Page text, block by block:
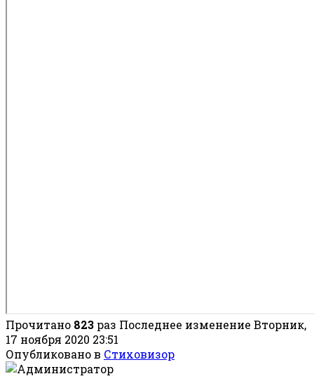
Прочитано 823 раз Последнее изменение Вторник,
17 ноября 2020 23:51
Опубликовано в Стиховизор